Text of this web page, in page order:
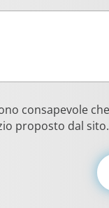
consapevole
proposto dal sito.